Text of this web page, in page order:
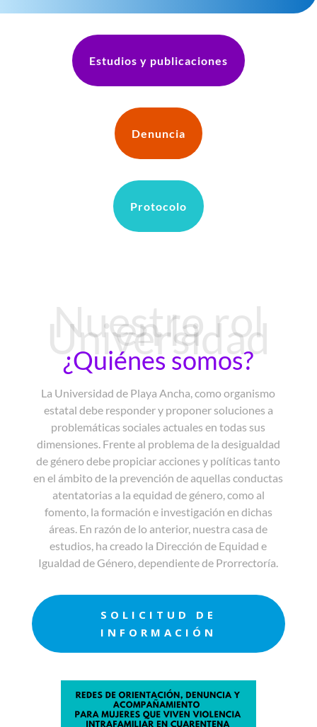
Estudios y publicaciones
Denuncia
Protocolo
Nuestro rol
en la
Universidad
¿Quiénes somos?
La Universidad de Playa Ancha, como organismo
estatal debe responder y proponer soluciones a
problemáticas sociales actuales en todas sus
dimensiones. Frente al problema de la desigualdad
de género debe propiciar acciones y políticas tanto
en el ámbito de la prevención de aquellas conductas
atentatorias a la equidad de género, como al
fomento, la formación e investigación en dichas
áreas. En razón de lo anterior, nuestra casa de
estudios, ha creado la Dirección de Equidad e
Igualdad de Género, dependiente de Prorrectoría.
SOLICITUD DE
INFORMACIÓN